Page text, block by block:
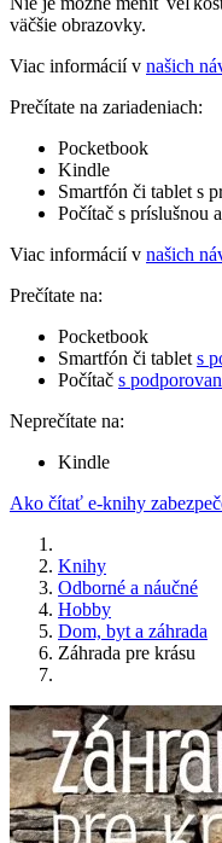
väčšie obrazovky.
Viac informácií v našich
Prečítate na zariadeniach:
Pocketbook
Kindle
Smartfón či tablet s
Počítač s príslušnou
Viac informácií v našich
Prečítate na:
Pocketbook
Smartfón či tablet s
Počítač s
Neprečítate na:
Kindle
Ako čítať e-knihy
Knihy
Odborné a náučné
Hobby
Dom, byt a záhrada
Záhrada pre krásu